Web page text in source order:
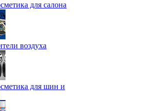
для салона
воздуха
для шин и